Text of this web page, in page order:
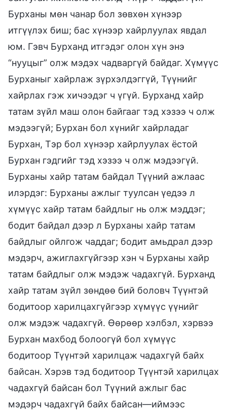
Бурханы мөн чанар бол зөвхөн хүнээр
итгүүлэх биш; бас хүнээр хайрлуулах явдал
юм. Гэвч Бурханд итгэдэг олон хүн энэ
“нууцыг” олж мэдэх чадваргүй байдаг. Хүмүүс
Бурханыг хайрлаж зүрхэлдэггүй, Түүнийг
хайрлах гэж хичээдэг ч үгүй. Бурханд хайр
татам зүйл маш олон байгааг тэд хэзээ ч олж
мэдээгүй; Бурхан бол хүнийг хайрладаг
Бурхан, Тэр бол хүнээр хайрлуулах ёстой
Бурхан гэдгийг тэд хэзээ ч олж мэдээгүй.
Бурханы хайр татам байдал Түүний ажлаас
илэрдэг: Бурханы ажлыг туулсан үедээ л
хүмүүс хайр татам байдлыг нь олж мэддэг;
бодит байдал дээр л Бурханы хайр татам
байдлыг ойлгож чаддаг; бодит амьдрал дээр
мэдэрч, ажиглахгүйгээр хэн ч Бурханы хайр
татам байдлыг олж мэдэж чадахгүй. Бурханд
хайр татам зүйл зөндөө бий боловч Түүнтэй
бодитоор харилцахгүйгээр хүмүүс үүнийг
олж мэдэж чадахгүй. Өөрөөр хэлбэл, хэрвээ
Бурхан махбод болоогүй бол хүмүүс
бодитоор Түүнтэй харилцаж чадахгүй байх
байсан. Хэрэв тэд бодитоор Түүнтэй харилцах
чадахгүй байсан бол Түүний ажлыг бас
мэдэрч чадахгүй байх байсан—иймээс